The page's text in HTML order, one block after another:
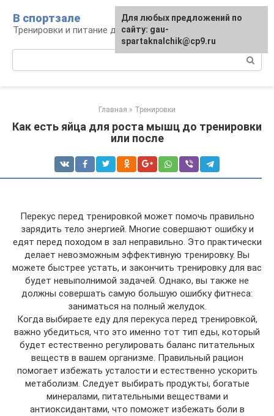
контенту
В спортзале
Тренировки и питание для здоровья
Главная » Тренировки
Как есть яйца для роста мышц до тренировки
или после
Перекус перед тренировкой может помочь правильно
зарядить тело энергией. Многие совершают ошибку и
едят перед походом в зал неправильно. Это практически
делает невозможным эффективную тренировку. Вы
можете быстрее устать, и закончить тренировку для вас
будет невыполнимой задачей. Однако, вы также не
должны совершать самую большую ошибку фитнеса:
заниматься на полный желудок.
Когда выбираете еду для перекуса перед тренировкой,
важно убедиться, что это именно тот тип еды, который
будет естественно регулировать баланс питательных
веществ в вашем организме. Правильный рацион
помогает избежать усталости и естественно ускорить
метаболизм. Следует выбирать продукты, богатые
минералами, питательными веществами и
антиоксидантами, что поможет избежать боли в
Для любых предложений по
сайту: gau-
spartaknalchik@cp9.ru